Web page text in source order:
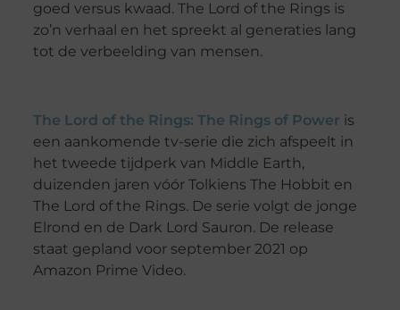
goed versus kwaad. The Lord of the Rings is
zo’n verhaal en het spreekt al generaties lang
tot de verbeelding van mensen.
The Lord of the Rings: The Rings of Power is
een aankomende tv-serie die zich afspeelt in
het tweede tijdperk van Middle Earth,
duizenden jaren vóór Tolkiens The Hobbit en
The Lord of the Rings. De serie volgt de jonge
Elrond en de Dark Lord Sauron. De release
staat gepland voor september 2021 op
Amazon Prime Video.